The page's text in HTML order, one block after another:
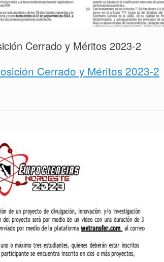
Cerrado y Méritos 2023-2
Cerrado y Méritos 2023-2